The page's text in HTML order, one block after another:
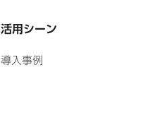
活用シーン
導入事例